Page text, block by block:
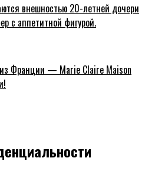
внешностью 20-летней дочери
с аппетитной фигурой.
Франции — Marie Claire Maison